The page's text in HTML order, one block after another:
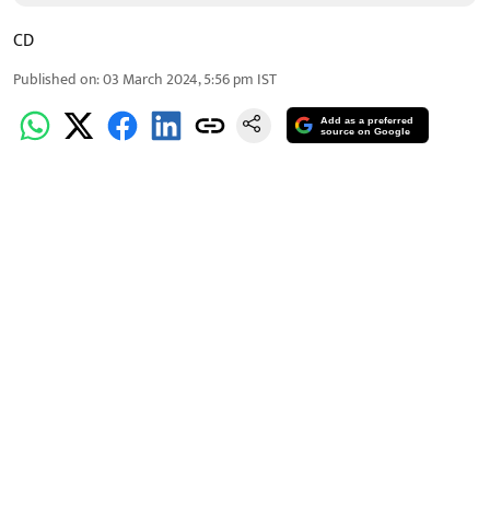
CD
Published on:03 March 2024, 5:56 pm IST
Add as a preferred
source on Google